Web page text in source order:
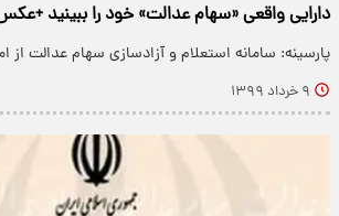
دارایی واقعی «سهام عدالت» خود را ببینید
پارسینه: سامانه استعلام و آزادسازی سهام عدالت از
۹ خرداد ۱۳۹۹